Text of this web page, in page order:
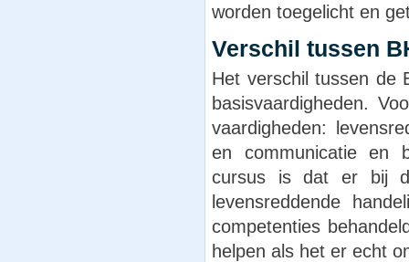
worden toegelicht en
Verschil tussen
Het verschil tussen de
basisvaardigheden.
vaardigheden:
en communicatie en
cursus is dat er bij
levensreddende
competenties
helpen als het er echt